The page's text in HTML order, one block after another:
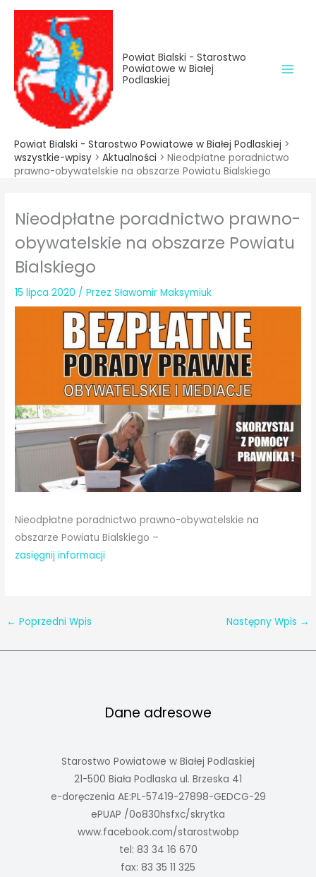
treści
Przejdź
treści
Powiat Bialski - Starostwo
Powiatowe w Białej
Podlaskiej
Powiat Bialski - Starostwo Powiatowe w Białej Podlaskiej >
wszystkie-wpisy > Aktualności > Nieodpłatne poradnictwo
prawno-obywatelskie na obszarze Powiatu Bialskiego
Nieodpłatne poradnictwo prawno-
obywatelskie na obszarze Powiatu
Bialskiego
15 lipca 2020 / PrzezSławomir Maksymiuk
Nieodpłatne poradnictwo prawno-obywatelskie na
obszarze Powiatu Bialskiego –
zasięgnij informacji
← Poprzedni Wpis Następny Wpis →
Dane adresowe
Starostwo Powiatowe w Białej Podlaskiej
21-500 Biała Podlaska ul. Brzeska 41
e-doręczenia AE:PL-57419-27898-GEDCG-29
ePUAP /0o830hsfxc/skrytka
www.facebook.com/starostwobp
tel: 83 34 16 670
fax: 83 35 11 325